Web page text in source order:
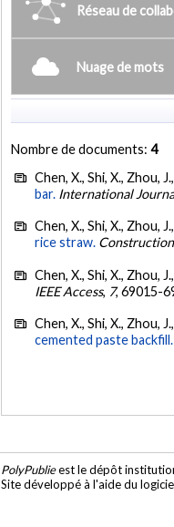
Réseau de
Nuage de mots
Nombre de documents:4
Chen, X., Shi, X., Zhou,
bar. International
Chen, X., Shi, X., Zhou,
rice straw.
Chen, X., Shi, X., Zhou,
IEEE Access, 7, 69015-
Chen, X., Shi, X., Zhou,
cemented paste backfill.
PolyPublieest le dépôt
Site développé à l'aide du